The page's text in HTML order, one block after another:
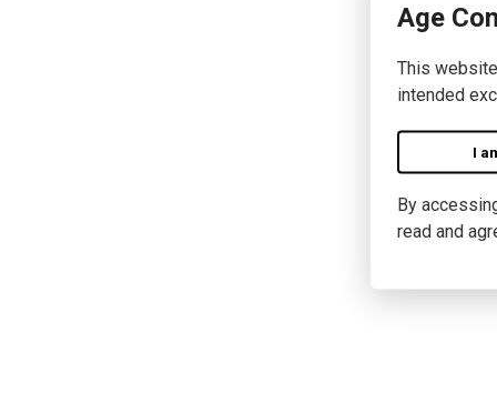
Age
This
intended
I
By
read and